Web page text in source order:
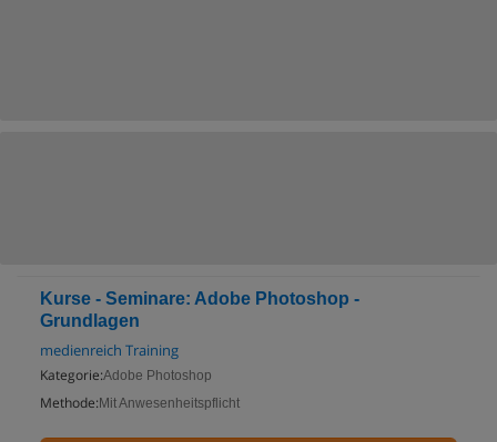
Kurse - Seminare: Adobe Photoshop -
Grundlagen
medienreich Training
Kategorie:Adobe Photoshop
Methode: Mit Anwesenheitspflicht